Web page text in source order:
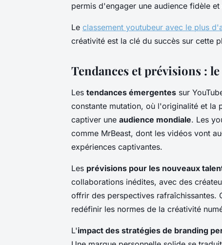
permis d'engager une audience fidèle
Le classement youtubeur avec le plus
créativité est la clé du succès sur cette
Tendances et prévisions :
Les tendances émergentes sur
constante mutation, où l'originalité et la
captiver une audience mondiale. Les
comme MrBeast, dont les vidéos vont
expériences captivantes.
Les prévisions pour les nouveaux
collaborations inédites, avec des
offrir des perspectives rafraîchissantes.
redéfinir les normes de la créativité
L'impact des stratégies de branding